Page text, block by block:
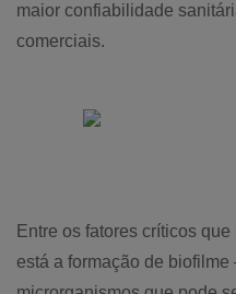
maior confiabilidade
comerciais.
Entre os fatores críticos
está a formação de